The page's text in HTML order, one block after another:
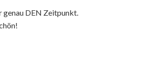
genau DEN Zeitpunkt.